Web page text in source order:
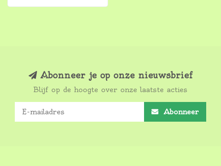
Abonneer je op onze nieuwsbrief
Blijf op de hoogte over onze laatste acties
Abonneer